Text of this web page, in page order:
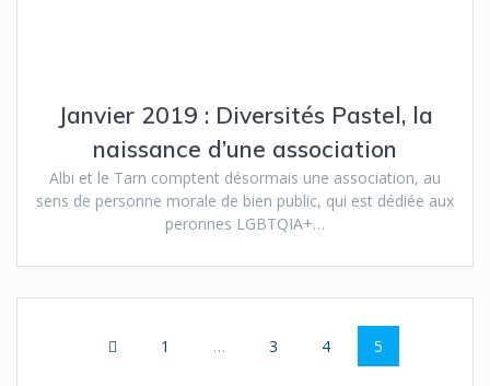
Janvier 2019 : Diversités Pastel, la
naissance d’une association
Albi et le Tarn comptent désormais une association, au
sens de personne morale de bien public, qui est dédiée aux
peronnes LGBTQIA+…
Page
1 … Page
3 Page
4 Page
5